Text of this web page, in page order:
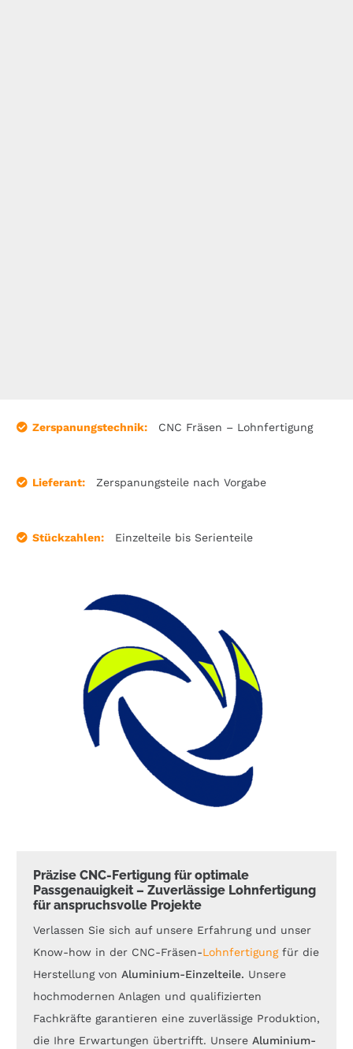
Zerspanungstechnik: CNC Fräsen – Lohnfertigung
Lieferant: Zerspanungsteile nach Vorgabe
Stückzahlen: Einzelteile bis Serienteile
Präzise CNC-Fertigung für optimale
Passgenauigkeit – Zuverlässige Lohnfertigung
für anspruchsvolle Projekte
Verlassen Sie sich auf unsere Erfahrung und unser
Know-how in der CNC-Fräsen-Lohnfertigungfür die
Herstellung von Aluminium-Einzelteile. Unsere
hochmodernen Anlagen und qualifizierten
Fachkräfte garantieren eine zuverlässige Produktion,
die Ihre Erwartungen übertrifft. Unsere Aluminium-